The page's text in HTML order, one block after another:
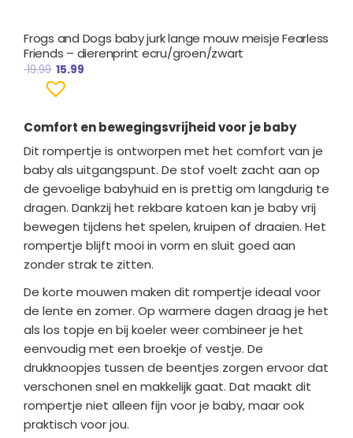
Frogs and Dogs baby jurk lange mouw meisje Fearless
Friends – dierenprint ecru/groen/zwart
19.99 15.99
Comfort en bewegingsvrijheid voor je baby
Dit rompertje is ontworpen met het comfort van je
baby als uitgangspunt. De stof voelt zacht aan op
de gevoelige babyhuid en is prettig om langdurig te
dragen. Dankzij het rekbare katoen kan je baby vrij
bewegen tijdens het spelen, kruipen of draaien. Het
rompertje blijft mooi in vorm en sluit goed aan
zonder strak te zitten.
De korte mouwen maken dit rompertje ideaal voor
de lente en zomer. Op warmere dagen draag je het
als los topje en bij koeler weer combineer je het
eenvoudig met een broekje of vestje. De
drukknoopjes tussen de beentjes zorgen ervoor dat
verschonen snel en makkelijk gaat. Dat maakt dit
rompertje niet alleen fijn voor je baby, maar ook
praktisch voor jou.